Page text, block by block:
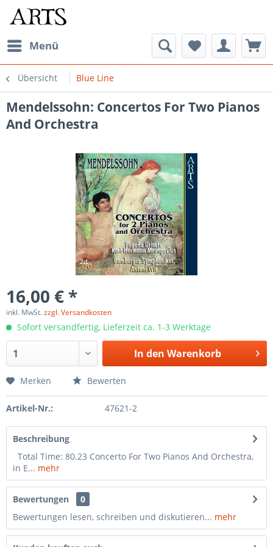
Menü
Übersicht Blue Line
Mendelssohn: Concertos For Two Pianos
And Orchestra
16,00 € *
inkl. MwSt.zzgl. Versandkosten
Sofort versandfertig, Lieferzeit ca. 1-3 Werktage
In den Warenkorb
Merken Bewerten
Artikel-Nr.: 47621-2
Beschreibung
Total Time: 80.23 Concerto For Two Pianos And Orchestra,
in E... mehr
Bewertungen
0
Bewertungen lesen, schreiben und diskutieren... mehr